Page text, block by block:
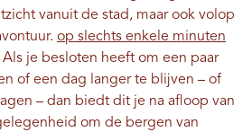
vanuit de stad, maar ook volop
op slechts enkele minuten
Als je besloten heeft om een ​​paar
of een dag langer te blijven – of
– dan biedt dit je na afloop van
om de bergen van